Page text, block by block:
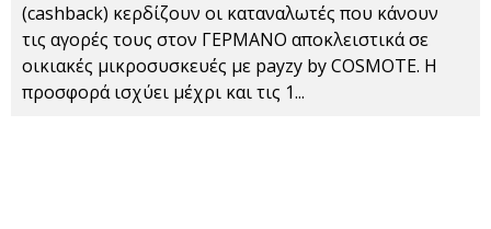
(cashback) κερδίζουν οι καταναλωτές που κάνουν
τις αγορές τους στον ΓΕΡΜΑΝΟ αποκλειστικά σε
οικιακές μικροσυσκευές με payzy by COSMOTE. Η
προσφορά ισχύει μέχρι και τις 1...